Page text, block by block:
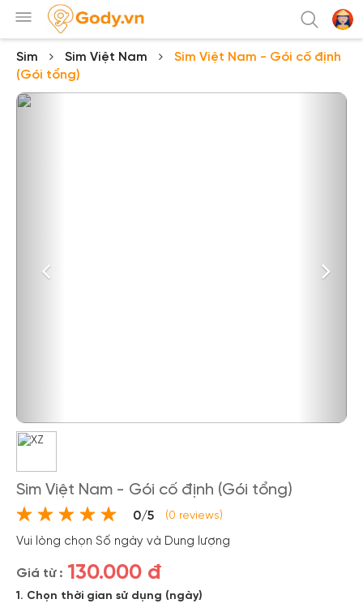
Sim Sim Việt Nam
Sim Việt Nam - Gói cố định
(Gói tổng)
Next
Sim Việt Nam - Gói cố định (Gói tổng)
0/5 (0 reviews)
Vui lòng chọn Số ngày và Dung lượng
Giá từ : 130.000 đ
1. Chọn thời gian sử dụng (ngày)